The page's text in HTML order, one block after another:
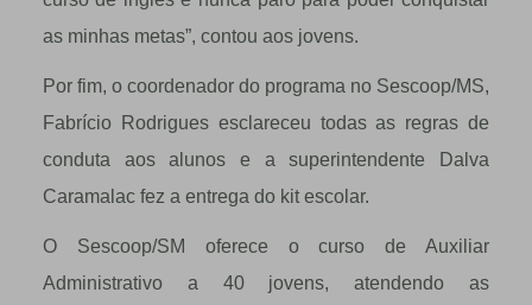
as minhas metas”, contou aos jovens.
Por fim, o coordenador do programa no Sescoop/MS,
Fabrício Rodrigues esclareceu todas as regras de
conduta aos alunos e a superintendente Dalva
Caramalac fez a entrega do kit escolar.
O Sescoop/SM oferece o curso de Auxiliar
Administrativo a 40 jovens, atendendo as